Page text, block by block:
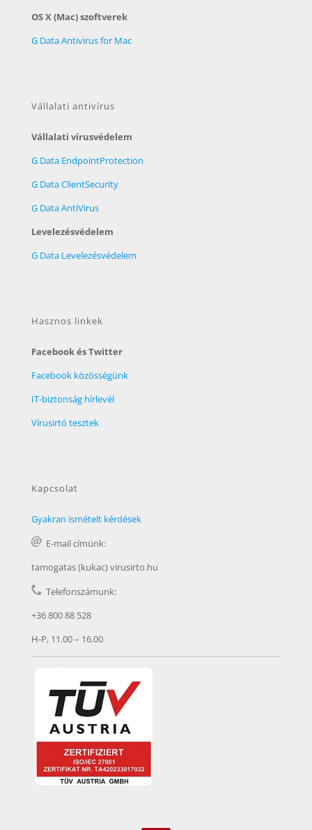
OS X (Mac) szoftverek
G Data Antivirus for Mac
Vállalati antivírus
Vállalati vírusvédelem
G Data EndpointProtection
G Data ClientSecurity
G Data AntiVirus
Levelezésvédelem
G Data Levelezésvédelem
Hasznos linkek
Facebook és Twitter
Facebook közösségünk
IT-biztonság hírlevél
Vírusirtó tesztek
Kapcsolat
Gyakran ismételt kérdések
E-mail címünk:
tamogatas (kukac) virusirto.hu
Telefonszámunk:
+36 800 88 528
H-P, 11.00 – 16.00